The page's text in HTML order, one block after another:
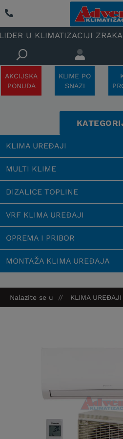
ZRAKA -
AKCIJSKA
PONUDA
KLIME PO
SNAZI
KLIMA UREĐAJI
MULTI KLIME
DIZALICE TOPLINE
VRF KLIMA UREĐAJI
OPREMA I PRIBOR
MONTAŽA KLIMA UREĐAJA
Nalazite se u KLIMA UREĐAJI